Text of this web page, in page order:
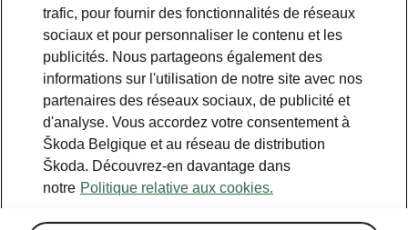
trafic, pour fournir des fonctionnalités de réseaux
sociaux et pour personnaliser le contenu et les
publicités. Nous partageons également des
informations sur l'utilisation de notre site avec nos
partenaires des réseaux sociaux, de publicité et
d'analyse. Vous accordez votre consentement à
Škoda Belgique et au réseau de distribution
Škoda. Découvrez-en davantage dans
notre Politique relative aux cookies.